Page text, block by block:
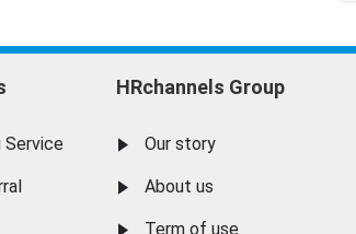
Service
HRchannels Group
Our story
About us
Term of use